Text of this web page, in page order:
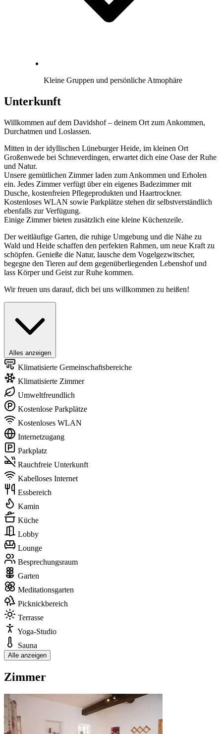
Kleine Gruppen und persönliche Atmophäre
Unterkunft
Willkommen auf dem Davidshof – deinem Ort zum Ankommen,
Durchatmen und Loslassen.
Mitten in der idyllischen Lüneburger Heide, im kleinen Ort
Großenwede bei Schneverdingen, erwartet dich eine Oase der Ruhe
und Natur.
Unsere gemütlichen Zimmer laden zum Ankommen und Erholen
ein. Jedes Zimmer verfügt über ein eigenes Badezimmer mit
Dusche, kostenfreien Pflegeprodukten und Haartrockner.
Kostenloses WLAN sowie Parkplätze stehen dir selbstverständlich
ebenfalls zur Verfügung.
Einige Zimmer bieten zusätzlich eine kleine Küchenzeile.
Der weitläufige Garten, die ruhige Umgebung und die Nähe zu
Wald und Heide schaffen den perfekten Rahmen, um neue Kraft zu
schöpfen. Genieße die Natur, lausche dem Vogelgezwitscher,
begegne den Tieren auf dem gegenüberliegenden Lebenshof und
lass Körper und Geist zur Ruhe kommen.
Wir freuen uns darauf, dich bei uns willkommen zu heißen!
Alles anzeigen
Klimatisierte Gemeinschaftsbereiche
Klimatisierte Zimmer
Umweltfreundlich
Kostenlose Parkplätze
Kostenloses WLAN
Internetzugang
Parkplatz
Rauchfreie Unterkunft
Kabelloses Internet
Essbereich
Kamin
Küche
Lobby
Lounge
Besprechungsraum
Garten
Meditationsgarten
Picknickbereich
Terrasse
Yoga-Studio
Sauna
Alle anzeigen
Zimmer